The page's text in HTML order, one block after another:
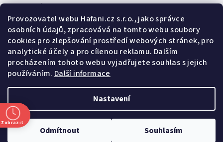
Provozovatel webu Hafani.cz s.r.o., jako správce
osobních údajů, zpracovává na tomto webu soubory
cookies pro zlepšování prostředí webových stránek, pro
analytické účely a pro cílenou reklamu. Dalším
procházením tohoto webu vyjadřujete souhlas s jejich
používáním. Další informace
Nastavení
Odmítnout Souhlasím
Odebírat newsletter
E-mail
Potvrzuji souhlas svšeobecnými obchodními podmínkami a
spodmínkami zpracovávání a ochrany osobních údajů .
Přihlásit se
Z
á
Copyright 2026
nastavení cookies
Zobrazit